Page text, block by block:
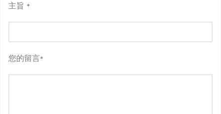
主旨 *
您的留言*